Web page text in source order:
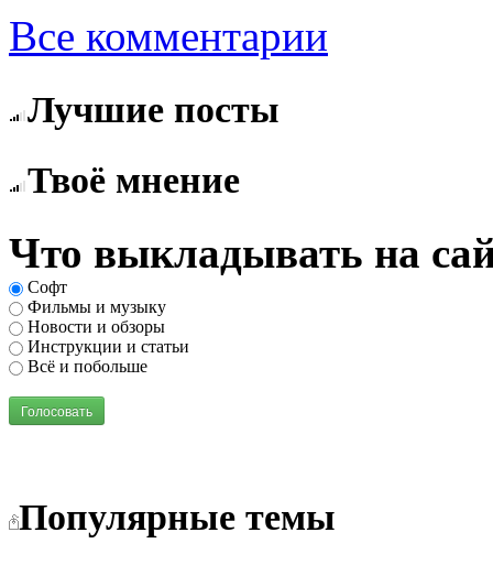
Все комментарии
Лучшие посты
Твоё мнение
Что выкладывать на
Софт
Фильмы и музыку
Новости и обзоры
Инструкции и статьи
Всё и побольше
Голосовать
Популярные темы